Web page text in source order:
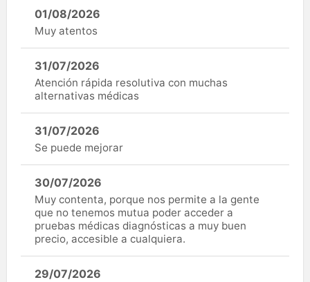
01/08/2026
Muy atentos
31/07/2026
Atención rápida resolutiva con muchas
alternativas médicas
31/07/2026
Se puede mejorar
30/07/2026
Muy contenta, porque nos permite a la gente
que no tenemos mutua poder acceder a
pruebas médicas diagnósticas a muy buen
precio, accesible a cualquiera.
29/07/2026